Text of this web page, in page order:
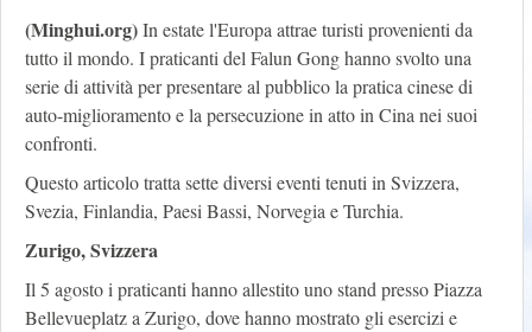
(Minghui.org)In estate l'Europa attrae turisti provenienti da
tutto il mondo. I praticanti del Falun Gong hanno svolto una
serie di attività per presentare al pubblico la pratica cinese di
auto-miglioramento e la persecuzione in atto in Cina nei suoi
confronti.
Questo articolo tratta sette diversi eventi tenuti in Svizzera,
Svezia, Finlandia, Paesi Bassi, Norvegia e Turchia.
Zurigo, Svizzera
Il 5 agosto i praticanti hanno allestito uno stand presso Piazza
Bellevueplatz a Zurigo, dove hanno mostrato gli esercizi e